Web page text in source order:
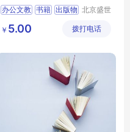
办公文教 书籍 出版物 北京盛世
传播中心
￥ 5.00 拨打电话